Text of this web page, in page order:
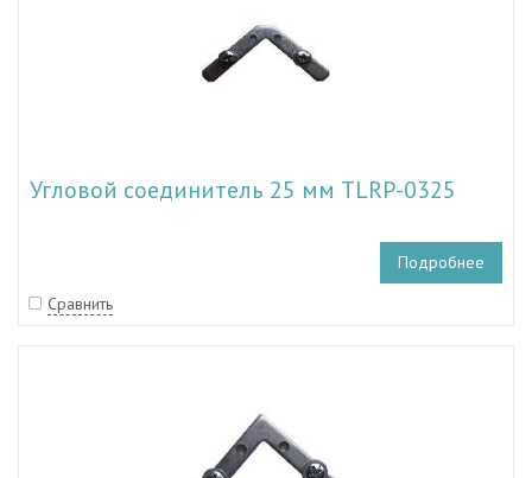
Угловой соединитель 25 мм TLRP-0325
Подробнее
Сравнить